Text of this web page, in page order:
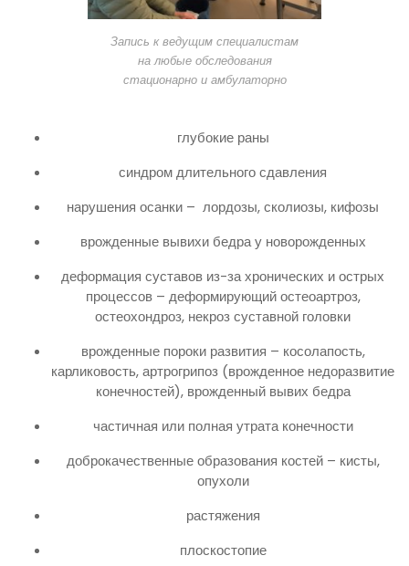
Запись к ведущим специалистам
на любые обследования
стационарно и амбулаторно
глубокие раны
синдром длительного сдавления
нарушения осанки – лордозы, сколиозы, кифозы
врожденные вывихи бедра у новорожденных
деформация суставов из-за хронических и острых
процессов – деформирующий остеоартроз,
остеохондроз, некроз суставной головки
врожденные пороки развития – косолапость,
карликовость, артрогрипоз (врожденное недоразвитие
конечностей), врожденный вывих бедра
частичная или полная утрата конечности
доброкачественные образования костей – кисты,
опухоли
растяжения
плоскостопие